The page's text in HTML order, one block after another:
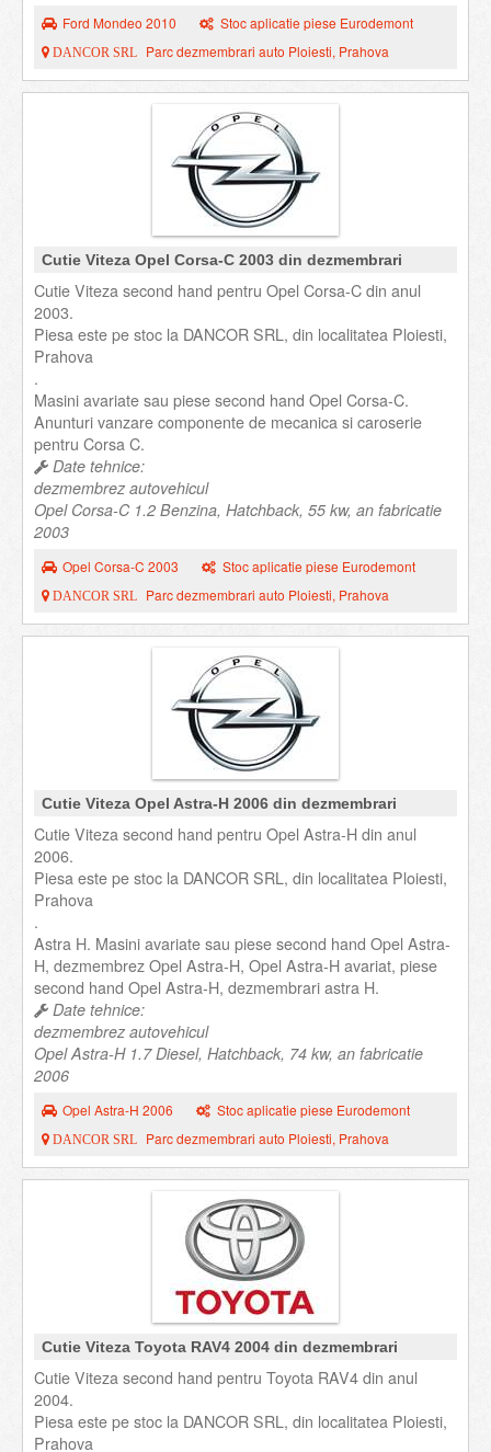
Ford Mondeo 2010 Stoc aplicatie piese Eurodemont
DANCOR SRL Parc dezmembrari auto Ploiesti, Prahova
Cutie Viteza Opel Corsa-C 2003 din dezmembrari
Cutie Viteza second hand pentru Opel Corsa-C din anul
2003.
Piesa este pe stoc la DANCOR SRL, din localitatea Ploiesti,
Prahova
.
Masini avariate sau piese second hand Opel Corsa-C.
Anunturi vanzare componente de mecanica si caroserie
pentru Corsa C.
Date tehnice:
dezmembrez autovehicul
Opel Corsa-C 1.2 Benzina, Hatchback, 55 kw, an fabricatie
2003
Opel Corsa-C 2003 Stoc aplicatie piese Eurodemont
DANCOR SRL Parc dezmembrari auto Ploiesti, Prahova
Cutie Viteza Opel Astra-H 2006 din dezmembrari
Cutie Viteza second hand pentru Opel Astra-H din anul
2006.
Piesa este pe stoc la DANCOR SRL, din localitatea Ploiesti,
Prahova
.
Astra H. Masini avariate sau piese second hand Opel Astra-
H, dezmembrez Opel Astra-H, Opel Astra-H avariat, piese
second hand Opel Astra-H, dezmembrari astra H.
Date tehnice:
dezmembrez autovehicul
Opel Astra-H 1.7 Diesel, Hatchback, 74 kw, an fabricatie
2006
Opel Astra-H 2006 Stoc aplicatie piese Eurodemont
DANCOR SRL Parc dezmembrari auto Ploiesti, Prahova
Cutie Viteza Toyota RAV4 2004 din dezmembrari
Cutie Viteza second hand pentru Toyota RAV4 din anul
2004.
Piesa este pe stoc la DANCOR SRL, din localitatea Ploiesti,
Prahova